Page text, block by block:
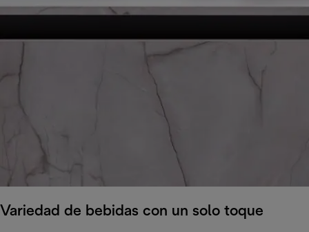
Variedad de bebidas con un solo toque